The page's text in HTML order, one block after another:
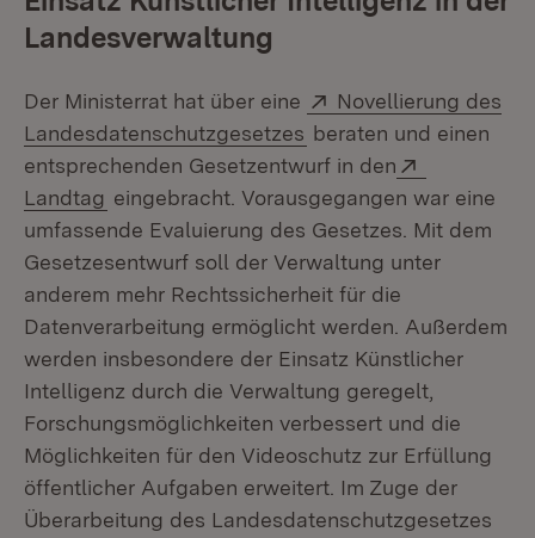
Landesverwaltung
Der Ministerrat hat über eine Extern:
Novellierung des
Landesdatenschutzgesetzes (Öffnet in neuem
beraten und einen
entsprechenden Gesetzentwurf in den
Landtag (Öffnet in neuem Fenster)
eingebracht. Vorausgegangen war eine
umfassende Evaluierung des Gesetzes. Mit dem
Gesetzesentwurf soll der Verwaltung unter
anderem mehr Rechtssicherheit für die
Datenverarbeitung ermöglicht werden. Außerdem
werden insbesondere der Einsatz Künstlicher
Intelligenz durch die Verwaltung geregelt,
Forschungsmöglichkeiten verbessert und die
Möglichkeiten für den Videoschutz zur Erfüllung
öffentlicher Aufgaben erweitert. Im Zuge der
Überarbeitung des Landesdatenschutzgesetzes